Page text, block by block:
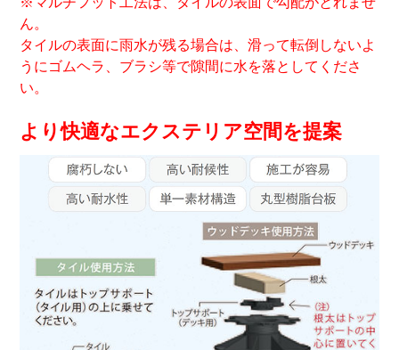
ん。
タイルの表面に雨水が残る場合は、滑って転倒しないよ
うにゴムヘラ、ブラシ等で隙間に水を落としてくださ
い。
より快適なエクステリア空間を提案